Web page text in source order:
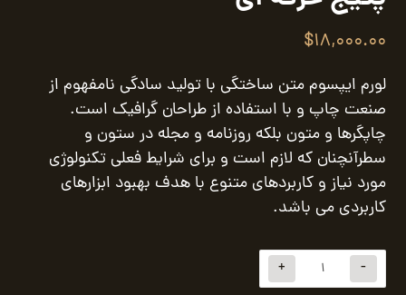
$18,000.00
لورم ایپسوم متن ساختگی با تولید سادگی نامفهوم از
صنعت چاپ و با استفاده از طراحان گرافیک است.
چاپگرها و متون بلکه روزنامه و مجله در ستون و
سطرآنچنان که لازم است و برای شرایط فعلی تکنولوژی
مورد نیاز و کاربردهای متنوع با هدف بهبود ابزارهای
کاربردی می باشد.
-
+